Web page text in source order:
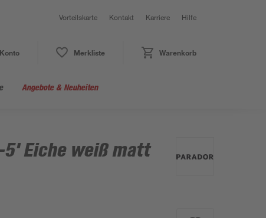
Vorteilskarte Kontakt Karriere Hilfe
Merkliste Warenkorb
Angebote & Neuheiten
5' Eiche weiß matt